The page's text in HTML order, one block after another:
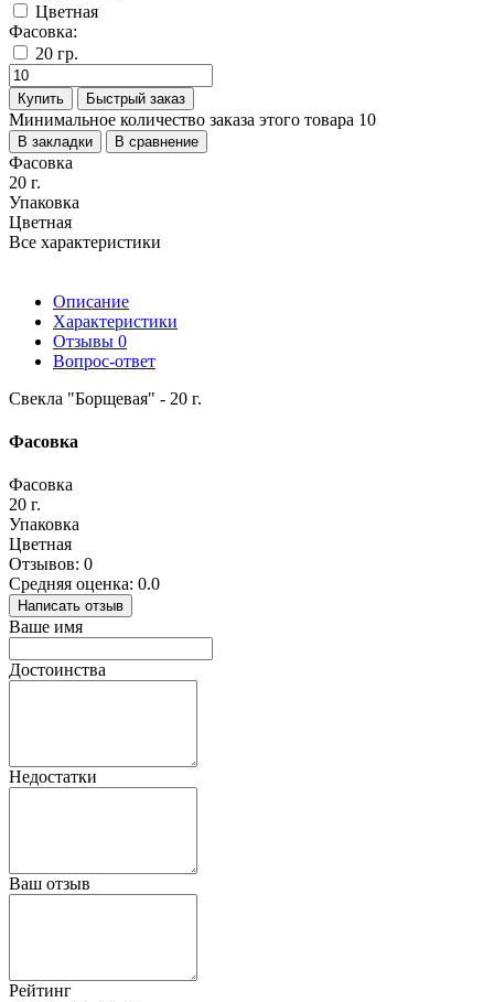
Цветная
Фасовка:
20 гр.
Купить Быстрый заказ
Минимальное количество заказа этого товара 10
В закладки В сравнение
Фасовка
20 г.
Упаковка
Цветная
Все характеристики
Описание
Характеристики
Отзывы 0
Вопрос-ответ
Свекла "Борщевая" - 20 г.
Фасовка
Фасовка
20 г.
Упаковка
Цветная
Отзывов: 0
Средняя оценка: 0.0
Написать отзыв
Ваше имя
Достоинства
Недостатки
Ваш отзыв
Рейтинг